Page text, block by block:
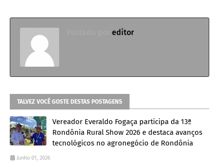
editor
TALVEZ VOCÊ GOSTE DESTAS POSTAGENS
Vereador Everaldo Fogaça participa da 13ª
Rondônia Rural Show 2026 e destaca avanços
tecnológicos no agronegócio de Rondônia
Junho 01, 2026